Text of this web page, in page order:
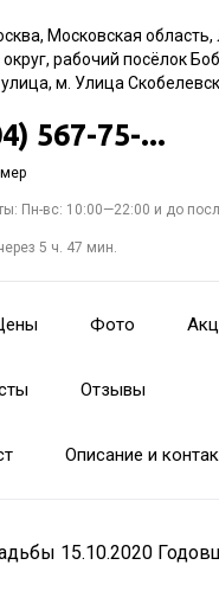
Московская область,
рабочий посёлок
м. Улица
567-75-...
Пн-вс: 10:00—22:00 и до
5 ч. 47 мин.
Фото
Отзывы
Описание и
15.10.2020